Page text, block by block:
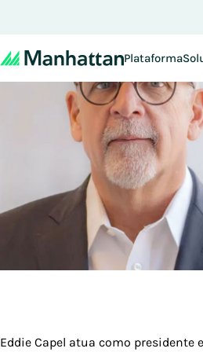
Plataforma
Eddie Capel atua como